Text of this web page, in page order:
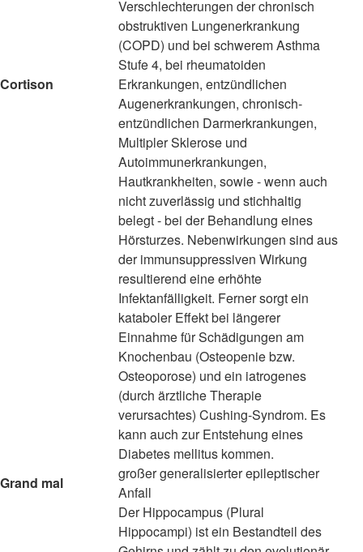
Cortison
Verschlechterungen der chronisch
obstruktiven Lungenerkrankung
(COPD) und bei schwerem Asthma
Stufe 4, bei rheumatoiden
Erkrankungen, entzündlichen
Augenerkrankungen, chronisch-
entzündlichen Darmerkrankungen,
Multipler Sklerose und
Autoimmunerkrankungen,
Hautkrankheiten, sowie - wenn auch
nicht zuverlässig und stichhaltig
belegt - bei der Behandlung eines
Hörsturzes. Nebenwirkungen sind aus
der immunsuppressiven Wirkung
resultierend eine erhöhte
Infektanfälligkeit. Ferner sorgt ein
kataboler Effekt bei längerer
Einnahme für Schädigungen am
Knochenbau (Osteopenie bzw.
Osteoporose) und ein iatrogenes
(durch ärztliche Therapie
verursachtes) Cushing-Syndrom. Es
kann auch zur Entstehung eines
Diabetes mellitus kommen.
Grand mal
großer generalisierter epileptischer
Anfall
Der Hippocampus (Plural
Hippocampi) ist ein Bestandteil des